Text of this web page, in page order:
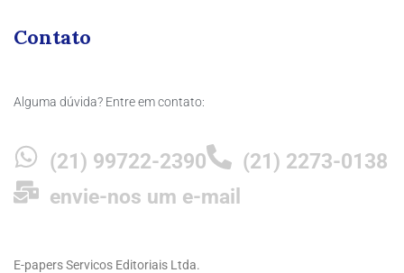
Contato
Alguma dúvida? Entre em contato:
(21) 99722-2390
(21) 2273-0138
envie-nos um e-mail
E-papers Servicos Editoriais Ltda.